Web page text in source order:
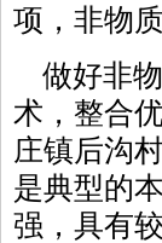
项，非物
做好非物
术，整合
庄镇后沟
是典型的
强，具有